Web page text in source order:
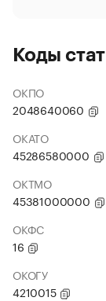
Коды
ОКПО
2048640060
ОКАТО
45286580000
ОКТМО
45381000000
ОКФС
16
ОКОГУ
4210015